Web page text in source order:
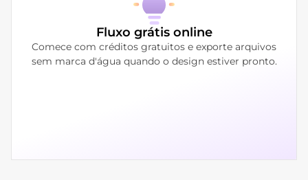
Fluxo grátis online
Comece com créditos gratuitos e exporte arquivos
sem marca d'água quando o design estiver pronto.